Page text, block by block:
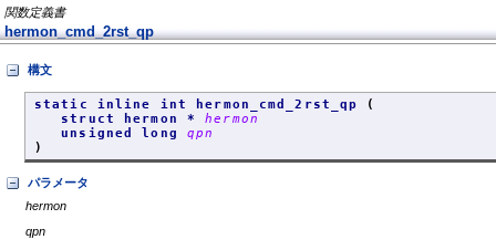
関数定義書
hermon_cmd_2rst_qp
構文
static inline int hermon_cmd_2rst_qp
(
struct hermon *hermon
unsigned long qpn
)
パラメータ
hermon
qpn